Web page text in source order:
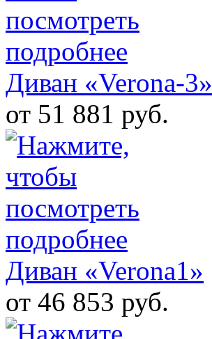
Диван «Verona-3»
от 51 881 руб.
Диван «Verona1»
от 46 853 руб.